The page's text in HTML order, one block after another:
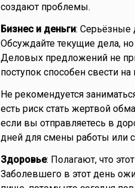
создают проблемы.
Бизнес и деньги: Серьёзные
Обсуждайте текущие дела,
Деловых предложений не
поступок способен свести
Не рекомендуется
есть риск стать жертвой
если вы отправляетесь в
дней для смены работы или
Здоровье: Полагают, что
Заболевшего в этот день